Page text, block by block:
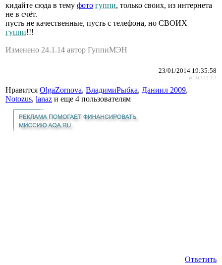
кидайте сюда в тему фото гуппи, только своих, из интернета
не в счёт.
пусть не качественные, пусть с телефона, но СВОИХ
гуппи!!!
Изменено 24.1.14 автор ГуппиМЭН
23/01/2014 19:35:58
#1924142
Нравится OlgaZornova, ВладимиРыбка, Даниил 2009,
Notozus, lanaz и еще 4 пользователям
Ответить